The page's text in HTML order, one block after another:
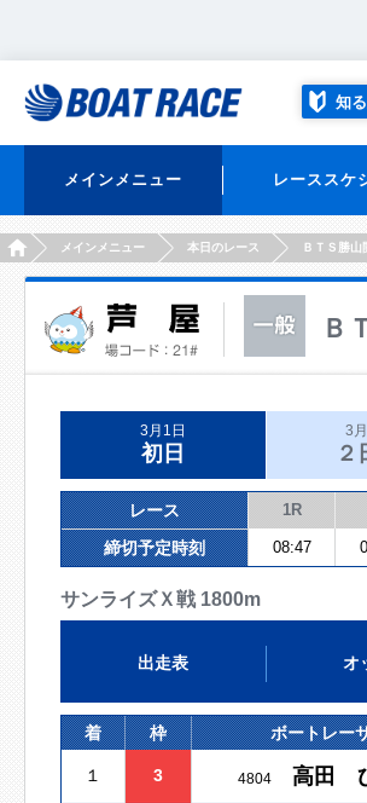
知
メインメニュー レーススケ
HOMEメインメニュー 本日のレース ＢＴＳ勝
Ｂ
3月1日
初日
3
２
レース 1R
締切予定時刻 08:47
サンライズＸ戦 1800m
出走表 オ
着 枠 ボートレー
１ 3 4804 高田